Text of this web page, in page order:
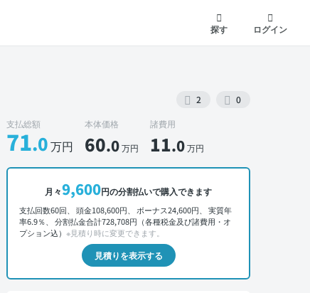
探す
ログイン
2 0
外装 正面
支払総額
71.0万円
本体価格
60.0万円
諸費用
11.0万円
月々9,600円の分割払いで購入できます
支払回数60回、 頭金108,600円、 ボーナス24,600円、 実質年
率6.9％、 分割払金合計728,708円（各種税金及び諸費用・オ
プション込） ※見積り時に変更できます。
見積りを表示する